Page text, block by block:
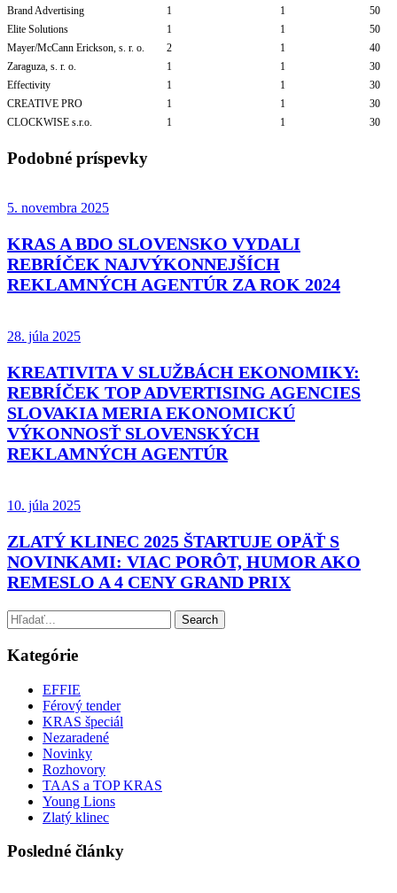
Brand Advertising
1 1
50
Elite Solutions
1 1
50
Mayer/McCann Erickson, s. r. o.
2 1
40
Zaraguza, s. r. o.
1 1
30
Effectivity
1 1
30
CREATIVE PRO
1 1
30
CLOCKWISE s.r.o.
1 1 30
Podobné príspevky
5. novembra 2025
KRAS A BDO SLOVENSKO VYDALI
REBRÍČEK NAJVÝKONNEJŠÍCH
REKLAMNÝCH AGENTÚR ZA ROK 2024
28. júla 2025
KREATIVITA V SLUŽBÁCH EKONOMIKY:
REBRÍČEK TOP ADVERTISING AGENCIES
SLOVAKIA MERIA EKONOMICKÚ
VÝKONNOSŤ SLOVENSKÝCH
REKLAMNÝCH AGENTÚR
10. júla 2025
ZLATÝ KLINEC 2025 ŠTARTUJE OPÄŤ S
NOVINKAMI: VIAC PORÔT, HUMOR AKO
REMESLO A 4 CENY GRAND PRIX
Kategórie
EFFIE
Férový tender
KRAS špeciál
Nezaradené
Novinky
Rozhovory
TAAS a TOP KRAS
Young Lions
Zlatý klinec
Posledné články